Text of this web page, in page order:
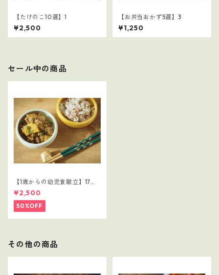
【たけのこ10選】1
¥2,500
【お弁当おかず5選】3
¥1,250
セール中の商品
【1歳からの幼児食献立】17レ
シピつき
¥2,500
50%OFF
その他の商品